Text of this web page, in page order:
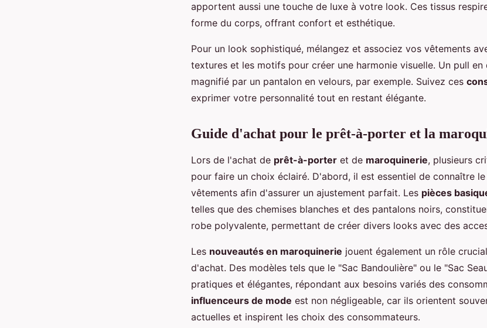
apportent aussi une touche de luxe à votre look. Ces tissus
forme du corps, offrant confort et esthétique.
Pour un look sophistiqué, mélangez et associez vos vêtements
textures et les motifs pour créer une harmonie visuelle. Un pull
magnifié par un pantalon en velours, par exemple. Suivez ces
exprimer votre personnalité tout en restant élégante.
Guide d'achat pour le prêt-à-porter et la
Lors de l'achat de prêt-à-porter et de maroquinerie, plusieurs
pour faire un choix éclairé. D'abord, il est essentiel de connaître
vêtements afin d'assurer un ajustement parfait. Les pièces
telles que des chemises blanches et des pantalons noirs,
robe polyvalente, permettant de créer divers looks avec des
Les nouveautés en maroquinerie jouent également un rôle
d'achat. Des modèles tels que le "Sac Bandoulière" ou le "Sac
pratiques et élégantes, répondant aux besoins variés des
influenceurs de mode est non négligeable, car ils orientent
actuelles et inspirent les choix des consommateurs.